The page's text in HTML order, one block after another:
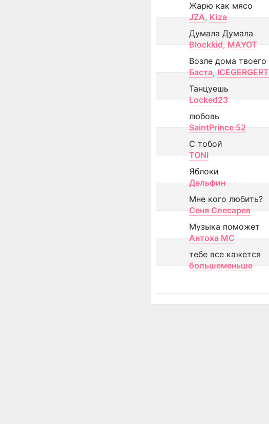
Жарю как мясо
JZA, Kiza
Думала Думала
Blockkid, MAYOT
Возле дома твоего
Баста, ICEGERGERT
Танцуешь
Locked23
любовь
SaintPrince 52
С тобой
TONI
Яблоки
Дельфин
Мне кого любить?
Сеня Слесарев
Музыка поможет
Антоха МС
тебе все кажется
большеменьше